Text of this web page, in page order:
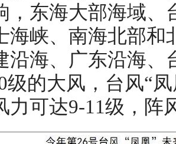
，东海大部海域、
海峡、南海北部和
沿海、广东沿海、
级的大风，台风“
力可达9-11级，阵